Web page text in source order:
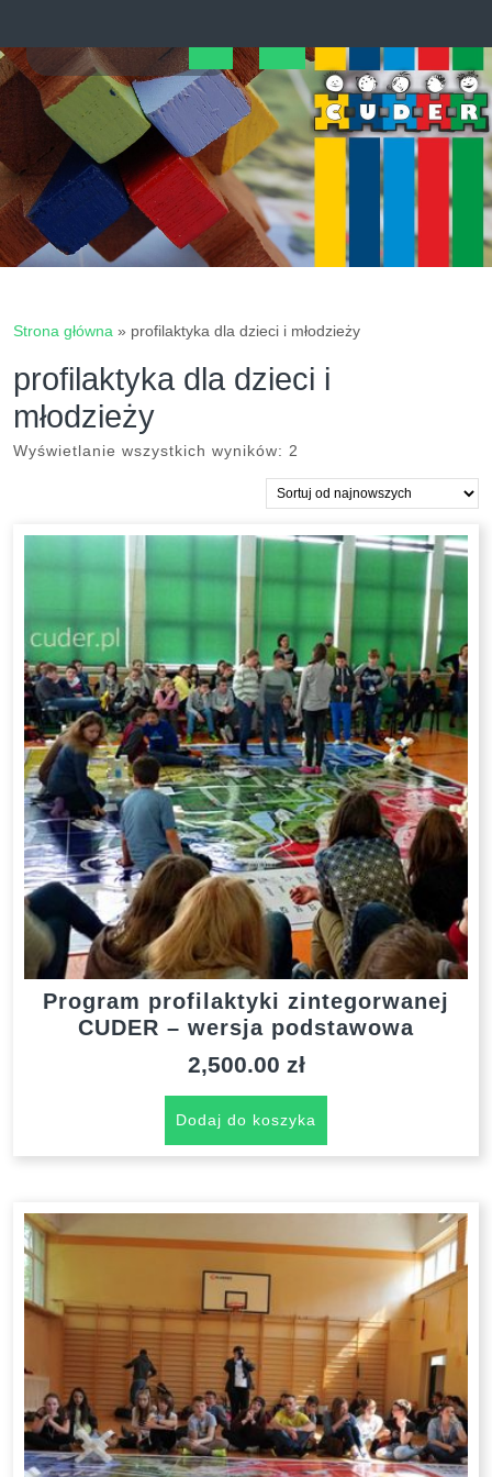
content
Open
Button
Strona główna » profilaktyka dla dzieci i młodzieży
profilaktyka dla dzieci i
młodzieży
Wyświetlanie wszystkich wyników: 2
najnowszych
Program profilaktyki zintegorwanej
CUDER – wersja podstawowa
2,500.00 zł
Dodaj do koszyka